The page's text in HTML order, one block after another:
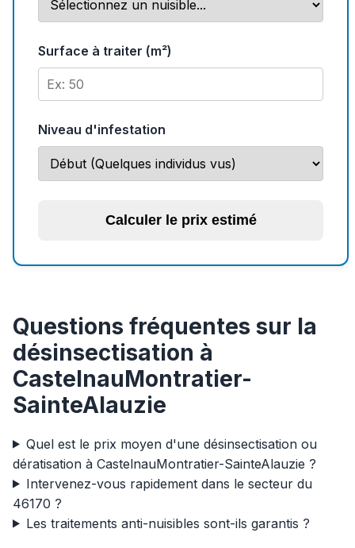
Surface à traiter (m²)
Niveau d'infestation
Calculer le prix estimé
Questions fréquentes sur la
désinsectisation à
CastelnauMontratier-
SainteAlauzie
Quel est le prix moyen d'une désinsectisation ou
dératisation à CastelnauMontratier-SainteAlauzie ?
Intervenez-vous rapidement dans le secteur du
46170 ?
Les traitements anti-nuisibles sont-ils garantis ?